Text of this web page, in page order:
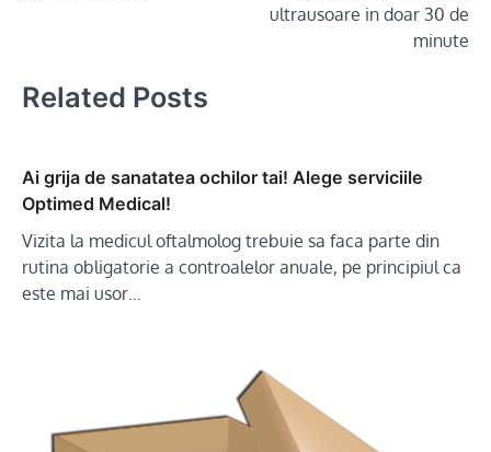
ultrausoare in doar 30 de
minute
Related Posts
Ai grija de sanatatea ochilor tai! Alege serviciile
Optimed Medical!
Vizita la medicul oftalmolog trebuie sa faca parte din
rutina obligatorie a controalelor anuale, pe principiul ca
este mai usor…